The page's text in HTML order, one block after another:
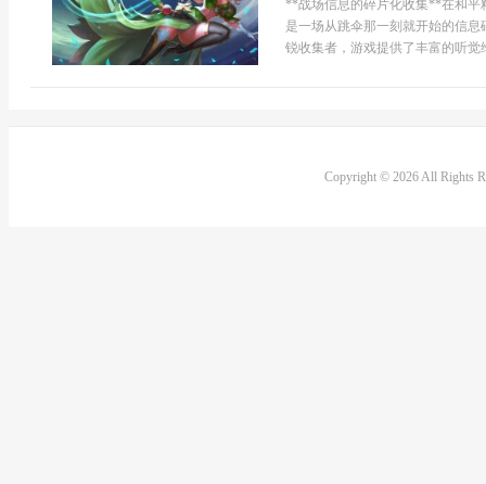
**战场信息的碎片化收集**在和平
是一场从跳伞那一刻就开始的信
锐收集者，游戏提供了丰富的听
Copyright © 2026 All Rights